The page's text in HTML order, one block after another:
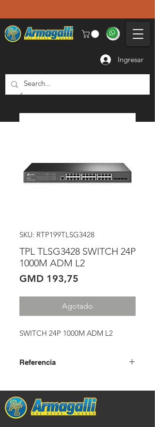
Ingresar
SKU: RTP199TLSG3428
TPL TLSG3428 SWITCH 24P
1000M ADM L2
GMD 193,75
Agotado
SWITCH 24P 1000M ADM L2
Referencia